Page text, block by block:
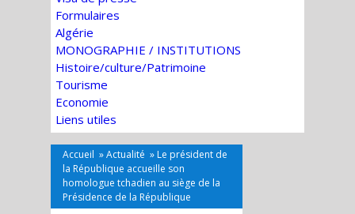
Formulaires
Algérie
MONOGRAPHIE / INSTITUTIONS
Histoire/culture/Patrimoine
Tourisme
Economie
Liens utiles
Accueil »Actualité » Le président de
la République accueille son
homologue tchadien au siège de la
Présidence de la République